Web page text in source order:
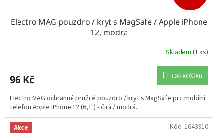
Electro MAG pouzdro / kryt s MagSafe / Apple iPhone
12, modrá
Skladem (1 ks)
96 Kč Do košíku
Electro MAG ochranné pružné pouzdro / kryt s MagSafe pro mobilní
telefon Apple iPhone 12 (6,1") - čirá / modrá.
Akce Kód: 1643910